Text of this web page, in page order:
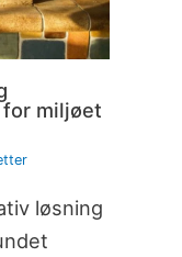
for miljøet
løsning